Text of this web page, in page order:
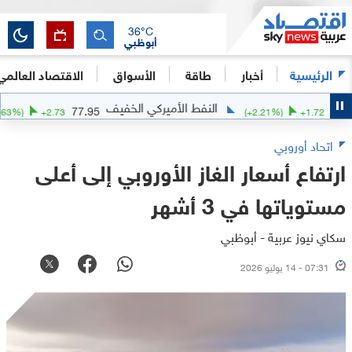
الرئيسية أخبار طاقة الأسواق الاقتصاد
أبوظبي
36°C
+
(+ 2.21%) النفط الأميركي الخفيف 77.95
+2.73
(+ 3.63%)
اتحاد أوروبي
ارتفاع أسعار الغاز الأوروبي إلى أعلى
مستوياتها في 3 أشهر
سكاي نيوز عربية - أبوظبي
07:31 - 14 يوليو 2026